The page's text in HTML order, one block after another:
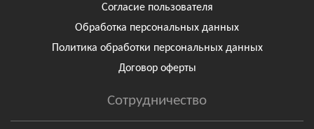
Согласие пользователя
Обработка персональных данных
Политика обработки персональных данных
Договор оферты
Сотрудничество